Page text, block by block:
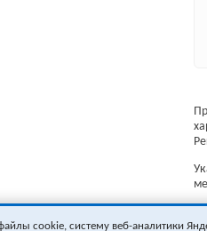
cookie, систему веб-аналитики